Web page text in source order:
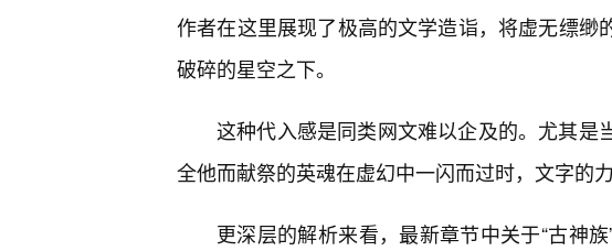
作者在这里展现了极高的文学造诣，将虚无缥缈
破碎的星空之下。
这种代入感是同类网文难以企及的。尤其是
全他而献祭的英魂在虚幻中一闪而过时，文字的
更深层的解析来看，最新章节中关于“古神